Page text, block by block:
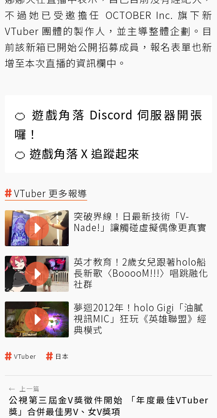
不過她已受邀擔任 OCTOBER Inc. 旗下新
VTuber 團體的製作人，並主導整體企劃。目
前該新箱已開始公開招募成員，報名表單也新
增至本次直播的資訊欄中。
🍊 遊戲角落 Discord 伺服器開張
囉！
🍊 遊戲角落 X 追蹤起來
VTuber 更多報導
突破界線！日最新技術「V-
Nade!」讓觸碰虛擬偶像更真實
英才教育！2歲女兒跟著holo船
長新歌〈BooooM!!!〉唱跳融化
社群
夢迴2012年！holo Gigi「油膩
視訊MIC」狂玩《英雄聯盟》經
典模式
VTuber 日本
← 上一篇
公視第三屆金V獎徵件開始 「年度最佳VTuber
獎」合併最佳男V、女V獎項